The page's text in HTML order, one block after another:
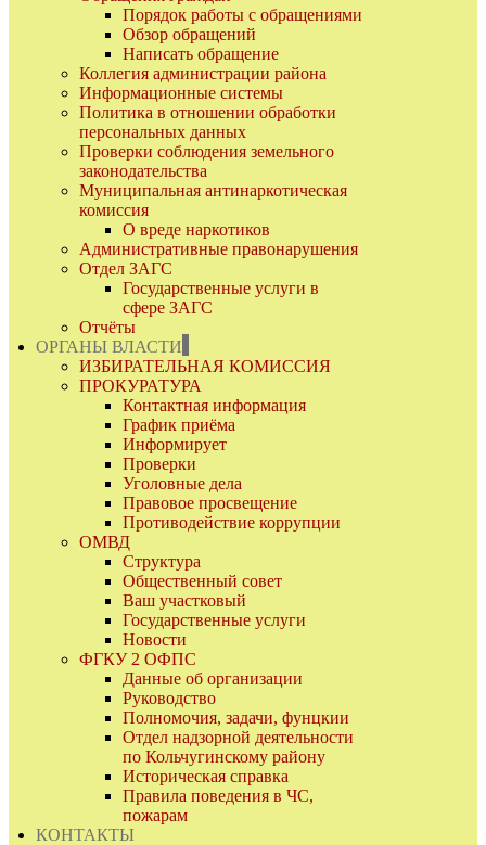
Порядок работы с обращениями
Обзор обращений
Написать обращение
Коллегия администрации района
Информационные системы
Политика в отношении обработки
персональных данных
Проверки соблюдения земельного
законодательства
Муниципальная антинаркотическая
комиссия
О вреде наркотиков
Административные правонарушения
Отдел ЗАГС
Государственные услуги в
сфере ЗАГС
Отчёты
ОРГАНЫ ВЛАСТИ
ИЗБИРАТЕЛЬНАЯ КОМИССИЯ
ПРОКУРАТУРА
Контактная информация
График приёма
Информирует
Проверки
Уголовные дела
Правовое просвещение
Противодействие коррупции
ОМВД
Структура
Общественный совет
Ваш участковый
Государственные услуги
Новости
ФГКУ 2 ОФПС
Данные об организации
Руководство
Полномочия, задачи, фунцкии
Отдел надзорной деятельности
по Кольчугинскому району
Историческая справка
Правила поведения в ЧС,
пожарам
КОНТАКТЫ